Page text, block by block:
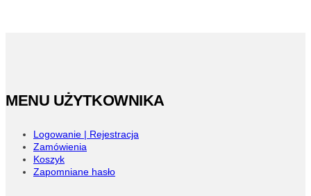
produktu
MENU UŻYTKOWNIKA
Logowanie | Rejestracja
Zamówienia
Koszyk
Zapomniane hasło